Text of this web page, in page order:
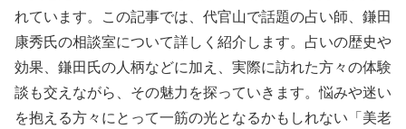
れています。この記事では、代官山で話題の占い師、鎌田
康秀氏の相談室について詳しく紹介します。占いの歴史や
効果、鎌田氏の人柄などに加え、実際に訪れた方々の体験
談も交えながら、その魅力を探っていきます。悩みや迷い
を抱える方々にとって一筋の光となるかもしれない「美老